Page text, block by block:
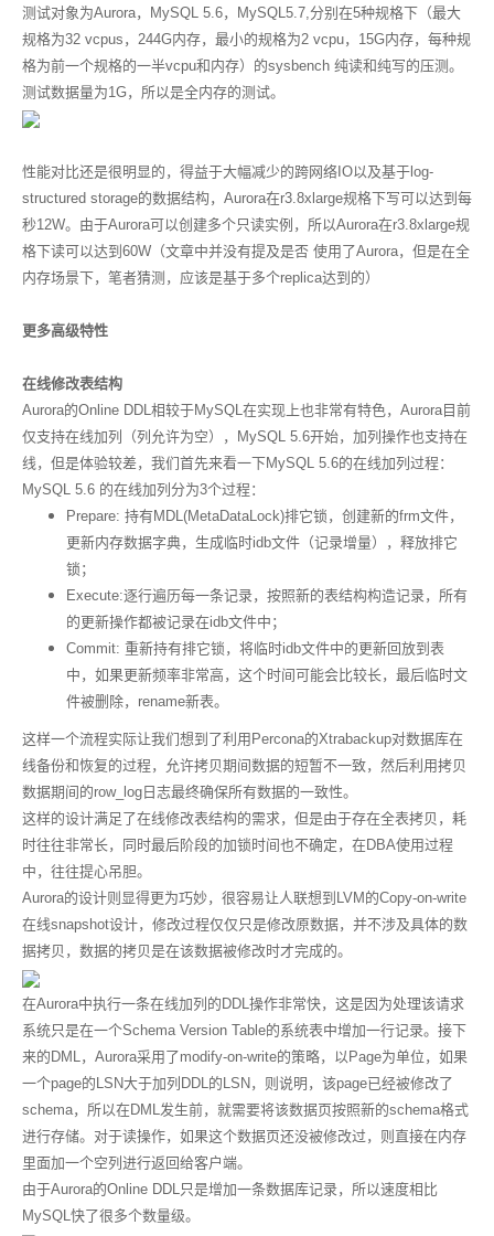
测试对象为Aurora，MySQL 5.6，MySQL5.7,分别在5种规格下（最大
规格为32 vcpus，244G内存，最小的规格为2 vcpu，15G内存，每种规
格为前一个规格的一半vcpu和内存）的sysbench 纯读和纯写的压测。
测试数据量为1G，所以是全内存的测试。
性能对比还是很明显的，得益于大幅减少的跨网络IO以及基于log-
structured storage的数据结构，Aurora在r3.8xlarge规格下写可以达到每
秒12W。由于Aurora可以创建多个只读实例，所以Aurora在r3.8xlarge规
格下读可以达到60W（文章中并没有提及是否 使用了Aurora，但是在全
内存场景下，笔者猜测，应该是基于多个replica达到的）
更多高级特性
在线修改表结构
Aurora的Online DDL相较于MySQL在实现上也非常有特色，Aurora目前
仅支持在线加列（列允许为空），MySQL 5.6开始，加列操作也支持在
线，但是体验较差，我们首先来看一下MySQL 5.6的在线加列过程：
MySQL 5.6 的在线加列分为3个过程：
Prepare: 持有MDL(MetaDataLock)排它锁，创建新的frm文件，
更新内存数据字典，生成临时idb文件（记录增量），释放排它
锁；
Execute:逐行遍历每一条记录，按照新的表结构构造记录，所有
的更新操作都被记录在idb文件中；
Commit: 重新持有排它锁，将临时idb文件中的更新回放到表
中，如果更新频率非常高，这个时间可能会比较长，最后临时文
件被删除，rename新表。
这样一个流程实际让我们想到了利用Percona的Xtrabackup对数据库在
线备份和恢复的过程，允许拷贝期间数据的短暂不一致，然后利用拷贝
数据期间的row_log日志最终确保所有数据的一致性。
这样的设计满足了在线修改表结构的需求，但是由于存在全表拷贝，耗
时往往非常长，同时最后阶段的加锁时间也不确定，在DBA使用过程
中，往往提心吊胆。
Aurora的设计则显得更为巧妙，很容易让人联想到LVM的Copy-on-write
在线snapshot设计，修改过程仅仅只是修改原数据，并不涉及具体的数
据拷贝，数据的拷贝是在该数据被修改时才完成的。
在Aurora中执行一条在线加列的DDL操作非常快，这是因为处理该请求
系统只是在一个Schema Version Table的系统表中增加一行记录。接下
来的DML，Aurora采用了modify-on-write的策略，以Page为单位，如果
一个page的LSN大于加列DDL的LSN，则说明，该page已经被修改了
schema，所以在DML发生前，就需要将该数据页按照新的schema格式
进行存储。对于读操作，如果这个数据页还没被修改过，则直接在内存
里面加一个空列进行返回给客户端。
由于Aurora的Online DDL只是增加一条数据库记录，所以速度相比
MySQL快了很多个数量级。